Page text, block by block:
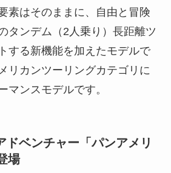
素はそのままに、自由と冒険
タンデム（2人乗り）長距離ツ
する新機能を加えたモデルで
リカンツーリングカテゴリに
マンスモデルです。
ベンチャー「パンアメリ
場